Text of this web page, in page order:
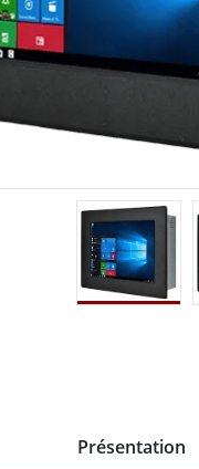
embarqués
Pétrole
Tablette
ATEX
Présentation